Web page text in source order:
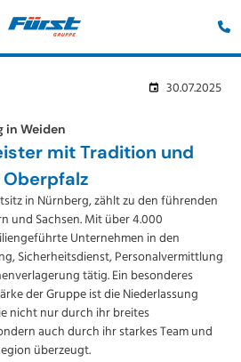
30.07.2025
in Weiden
mit Tradition und
in Nürnberg, zählt zu den führenden
und Sachsen. Mit über 4.000
Unternehmen in den
Sicherheitsdienst, Personalvermittlung
tätig. Ein besonderes
der Gruppe ist die Niederlassung
nicht nur durch ihr breites
auch durch ihr starkes Team und
überzeugt.